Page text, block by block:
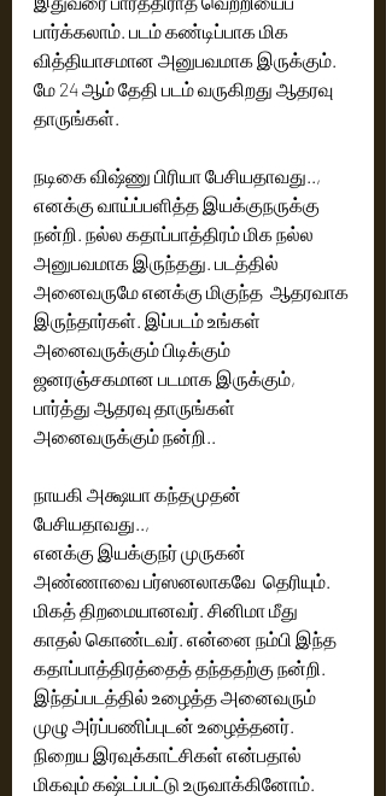
பார்க்கலாம். படம் கண்டிப்பாக மிக
வித்தியாசமான அனுபவமாக இருக்கும்.
மே 24 ஆம் தேதி படம் வருகிறது ஆதரவு
தாருங்கள்.
நடிகை விஷ்ணு பிரியா பேசியதாவது..,
எனக்கு வாய்ப்பளித்த இயக்குநருக்கு
நன்றி. நல்ல கதாப்பாத்திரம் மிக நல்ல
அனுபவமாக இருந்தது. படத்தில்
அனைவருமே எனக்கு மிகுந்த  ஆதரவாக
இருந்தார்கள். இப்படம் உங்கள்
அனைவருக்கும் பிடிக்கும்
ஜனரஞ்சகமான படமாக இருக்கும்,
பார்த்து ஆதரவு தாருங்கள்
அனைவருக்கும் நன்றி..
நாயகி அக்ஷயா கந்தமுதன்
பேசியதாவது..,
எனக்கு இயக்குநர் முருகன்
அண்ணாவை பர்ஸனலாகவே  தெரியும்.
மிகத் திறமையானவர். சினிமா மீது
காதல் கொண்டவர். என்னை நம்பி இந்த
கதாப்பாத்திரத்தைத் தந்ததற்கு நன்றி.
இந்தப்படத்தில் உழைத்த அனைவரும்
முழு அர்ப்பணிப்புடன் உழைத்தனர்.
நிறைய இரவுக்காட்சிகள் என்பதால்
மிகவும் கஷ்டப்பட்டு உருவாக்கினோம்.